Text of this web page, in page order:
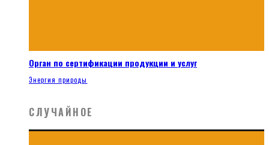
Орган по сертификации продукции и услуг
Энергия природы
СЛУЧАЙНОЕ